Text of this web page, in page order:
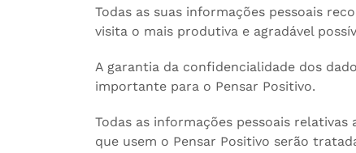
Todas as suas informações pessoais
visita o mais produtiva e agradável
A garantia da confidencialidade dos
importante para o Pensar Positivo.
Todas as informações pessoais
que usem o Pensar Positivo serão